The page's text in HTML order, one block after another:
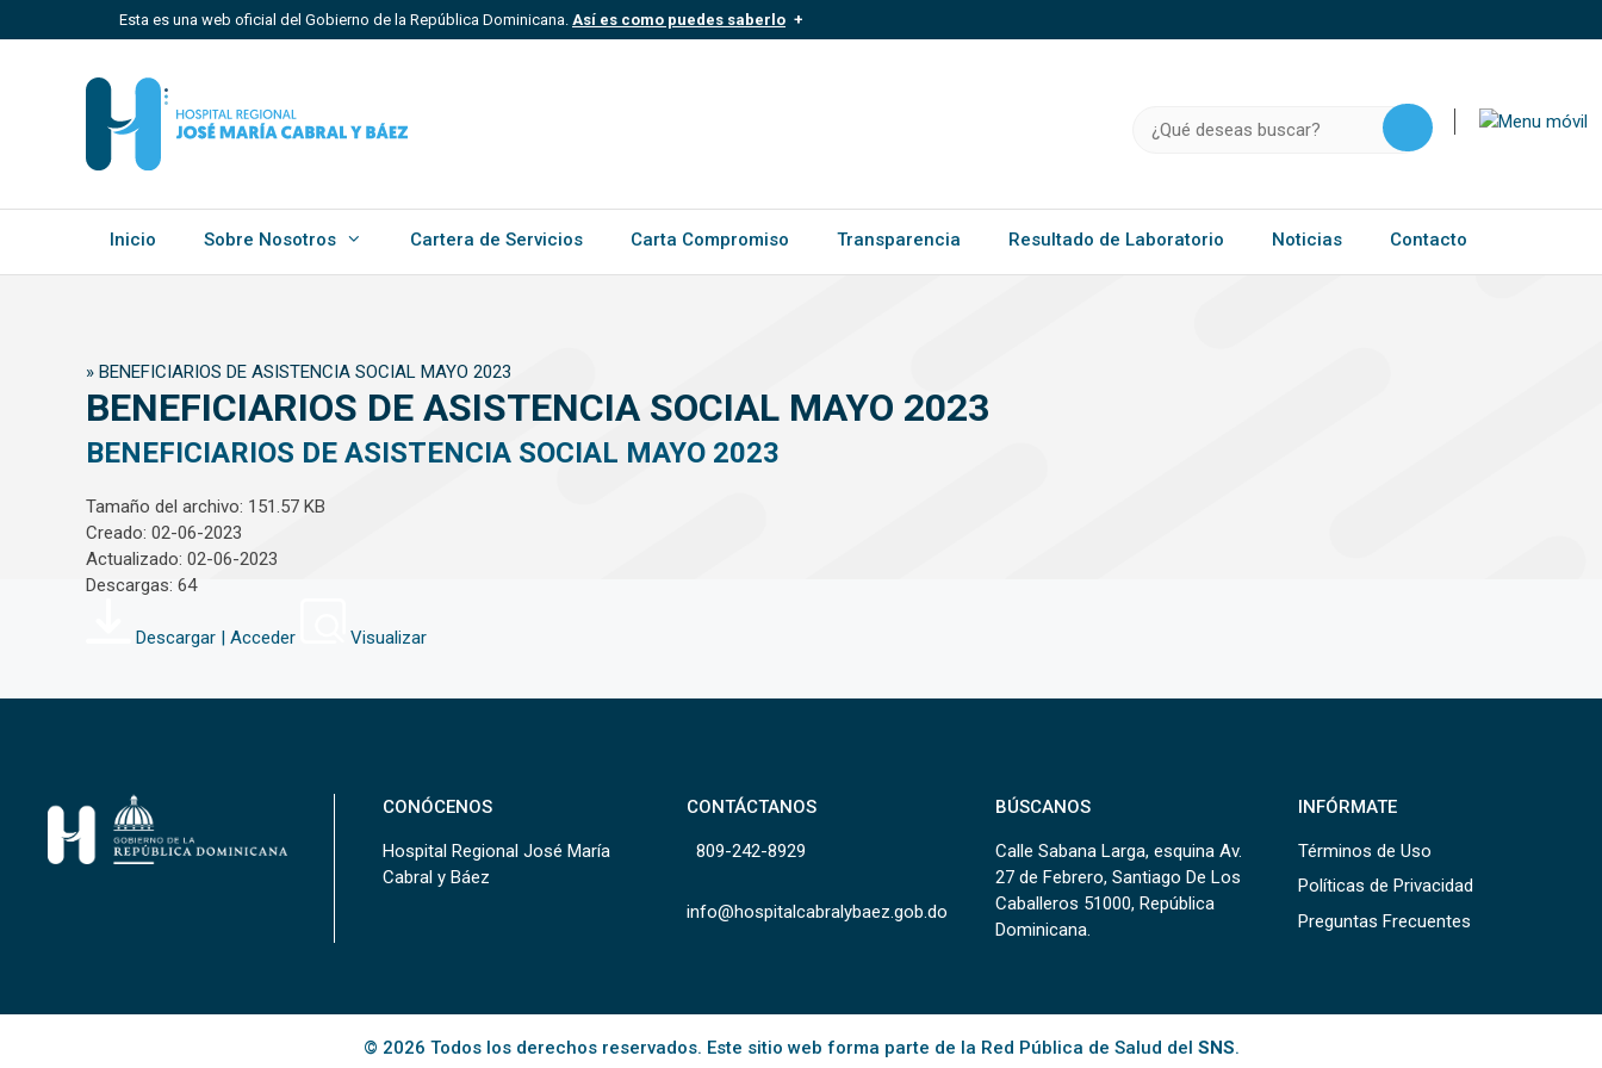
al
Esta es una web oficial del Gobierno de la República Dominicana. Así es como puedes saberlo
Un sitio .gob.do, .gov.do o .mil.do significa que pertenece a una organización oficial del
Estado dominicano.
Inicio Sobre Nosotros Cartera de Servicios Carta Compromiso Transparencia Resultado de Laboratorio Noticias Contacto
» BENEFICIARIOS DE ASISTENCIA SOCIAL MAYO 2023
BENEFICIARIOS DE ASISTENCIA SOCIAL MAYO 2023
BENEFICIARIOS DE ASISTENCIA SOCIAL MAYO 2023
Tamaño del archivo: 151.57 KB
Creado: 02-06-2023
Actualizado: 02-06-2023
Descargas: 64
Descargar | Acceder Visualizar
CONÓCENOS
Hospital Regional José María
Cabral y Báez
CONTÁCTANOS
809-242-8929
info@hospitalcabralybaez.gob.do
BÚSCANOS
Calle Sabana Larga, esquina Av.
27 de Febrero, Santiago De Los
Caballeros 51000, República
Dominicana.
INFÓRMATE
Términos de Uso
Políticas de Privacidad
Preguntas Frecuentes
© 2026 Todos los derechos reservados. Este sitio web forma parte de la Red Pública de Salud del SNS.